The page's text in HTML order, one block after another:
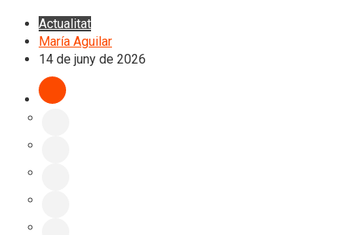
Actualitat
María Aguilar
14 de juny de 2026